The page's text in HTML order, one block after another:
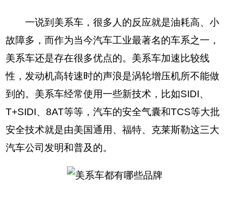
一说到美系车，很多人的反应就是油耗高、小
故障多，而作为当今汽车工业最著名的车系之一，
美系车还是存在很多优点的。美系车加速比较线
性，发动机高转速时的声浪是涡轮增压机所不能做
到的。美系车经常使用一些新技术，比如SIDI、
T+SIDI、8AT等等，汽车的安全气囊和TCS等大批
安全技术就是由美国通用、福特、克莱斯勒这三大
汽车公司发明和普及的。